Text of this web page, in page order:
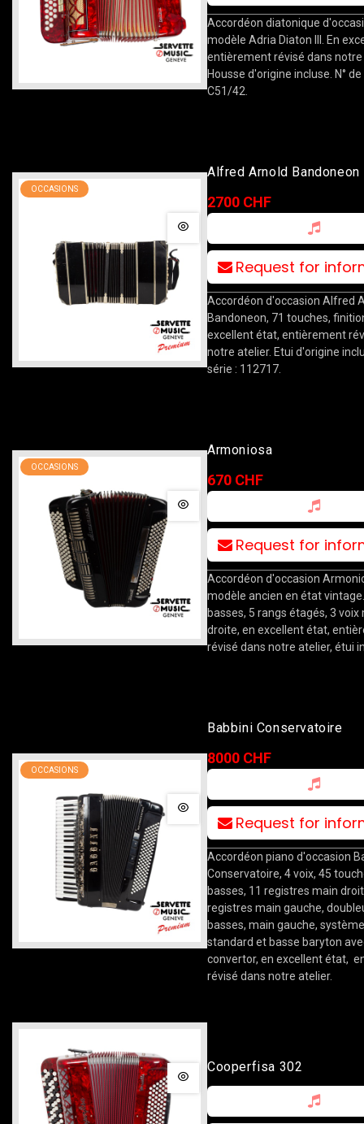
Accordéon diatonique
modèle Adria Diaton III. En
entièrement révisé dans notre
Housse d'origine incluse. N°
C51/42.
OCCASIONS
Alfred Arnold Bandoneon
2700 CHF
Request for
Accordéon d'occasion Alfred
Bandoneon, 71 touches,
excellent état, entièrement
notre atelier. Etui d'origine
série : 112717.
OCCASIONS
Armoniosa
670 CHF
Request for
Accordéon d'occasion
modèle ancien en état
basses, 5 rangs étagés, 3 voix
droite, en excellent état,
révisé dans notre atelier, étui
OCCASIONS
Babbini Conservatoire
8000 CHF
Request for
Accordéon piano d'occasion
Conservatoire, 4 voix, 45
basses, 11 registres main
registres main gauche,
basses, main gauche,
standard et basse baryton
convertor, en excellent état,
révisé dans notre atelier.
Cooperfisa 302